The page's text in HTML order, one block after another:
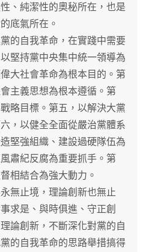
、純潔性的奧秘所在，也是
底氣所在。
自我革命，在實踐中需要
堅持黨中央集中統一領導為
大社會革命為根本目的。第
主義思想為根本遵循。第
略目標。第五，以解決大黨
，以健全全面從嚴治黨體系
堅強組織、建設過硬隊伍為
肅紀反腐為重要抓手。第
相結合為強大動力。
止境，理論創新也無止
求是、與時俱進、守正創
論創新，不斷深化對黨的自
的自我革命的思路舉措搞得